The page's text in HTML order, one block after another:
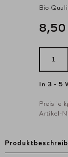
Bio-
8,50
In 3 - 5
Preis je
Artikel-